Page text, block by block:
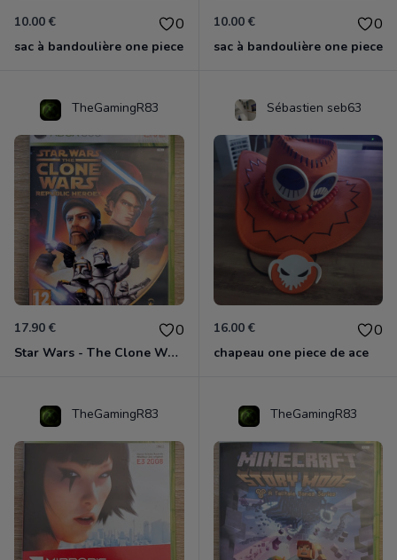
10.00 € 0
sac à bandoulière one piece
10.00 € 0
sac à bandoulière one piece
TheGamingR83
17.90 € 0
Star Wars - The Clone Wars - Les Héros De La République Xbox 360
Sébastien seb63
16.00 € 0
chapeau one piece de ace
TheGamingR83 TheGamingR83